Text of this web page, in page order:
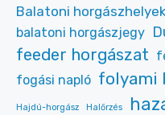
Balatoni
balatoni horgászjegy
feeder horgászat
fogási napló folyami
Hajdú-horgász Halőrzés